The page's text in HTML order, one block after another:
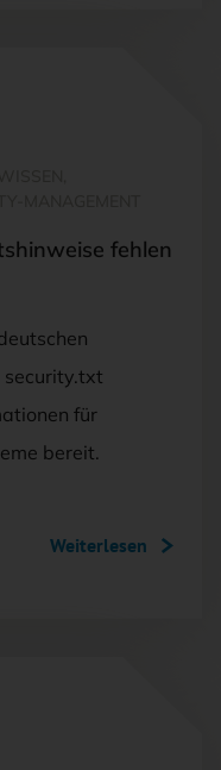
fehlen
für
bereit.
Weiterlesen